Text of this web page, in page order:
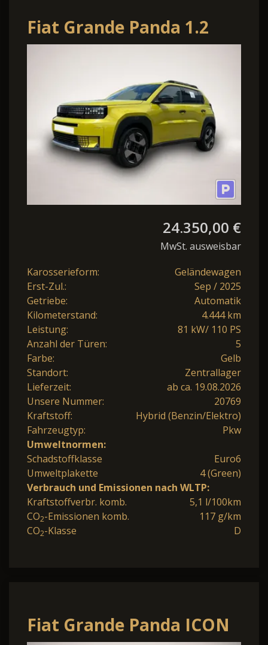
Fiat Grande Panda 1.2
eDCT La Prima *LED Navi
24.350,00 €
MwSt. ausweisbar
Karosserieform:
Geländewagen
Erst-Zul.:
Sep / 2025
Getriebe:
Automatik
Kilometerstand:
4.444 km
Leistung:
81 kW/ 110 PS
Anzahl der Türen:
5
Farbe:
Gelb
Standort:
Zentrallager
Lieferzeit:
ab ca. 19.08.2026
Unsere Nummer:
20769
Kraftstoff:
Hybrid (Benzin/Elektro)
Fahrzeugtyp:
Pkw
Umweltnormen:
Schadstoffklasse
Euro6
Umweltplakette
4 (Green)
Verbrauch und Emissionen nach WLTP:
Kraftstoffverbr. komb.
5,1 l/100km
CO2-Emissionen komb.
117 g/km
CO2-Klasse D
Fiat Grande Panda ICON